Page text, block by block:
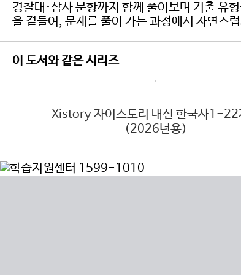
경찰대·삼사 문항까지 함께 풀어보며 기출 유
을 곁들여, 문제를 풀어 가는 과정에서 자연스
이 도서와 같은 시리즈
Xistory 자이스토리 내신 한국사1-22
(2026년용)